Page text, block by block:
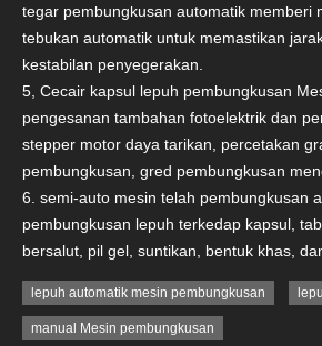
tegar pembungkusan automatik memberi
tebukan automatik untuk memastikan
kestabilan penyegerakan.
5, Cecair kapsul lepuh pembungkusan
pengesanan tambahan fotoelektrik dan
stepper motor daya tarikan, percetakan
pembungkusan, gred pembungkusan
6. semi-auto mesin telah pembungkusan
pembungkusan lepuh terkedap kapsul,
bersalut, pil gel, suntikan, bentuk khas,
lepuh automatik mesin pembungkusan
manual Mesin pembungkusan